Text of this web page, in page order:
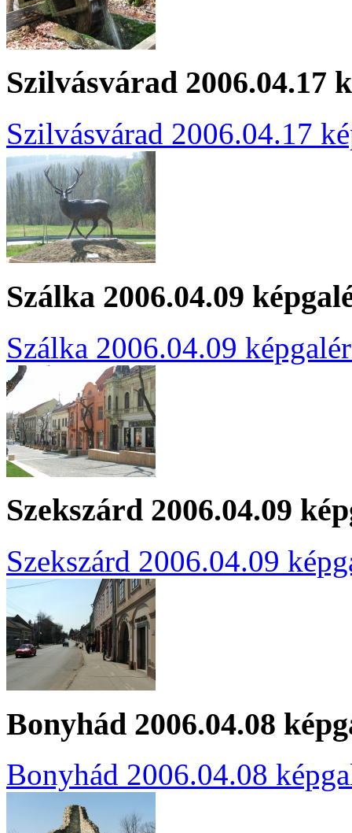
Szilvásvárad 2006.04.17
Szilvásvárad 2006.04.17
Szálka 2006.04.09
Szálka 2006.04.09
Szekszárd 2006.04.09
Szekszárd 2006.04.09
Bonyhád 2006.04.08
Bonyhád 2006.04.08